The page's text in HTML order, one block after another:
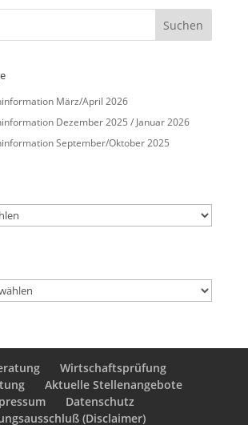
März/April 2026
Dezember 2025 / Januar 2026
September/Oktober 2025
Wirtschaftsprüfung
Aktuelle Stellenangebote
Datenschutz
(Disclaimer)